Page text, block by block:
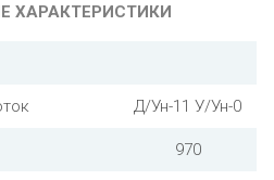
ХАРАКТЕРИСТИКИ
Д/Ун-11 У/Ун-0
970